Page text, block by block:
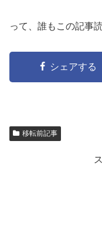
って、誰もこの記事
シェアする
移転前記事